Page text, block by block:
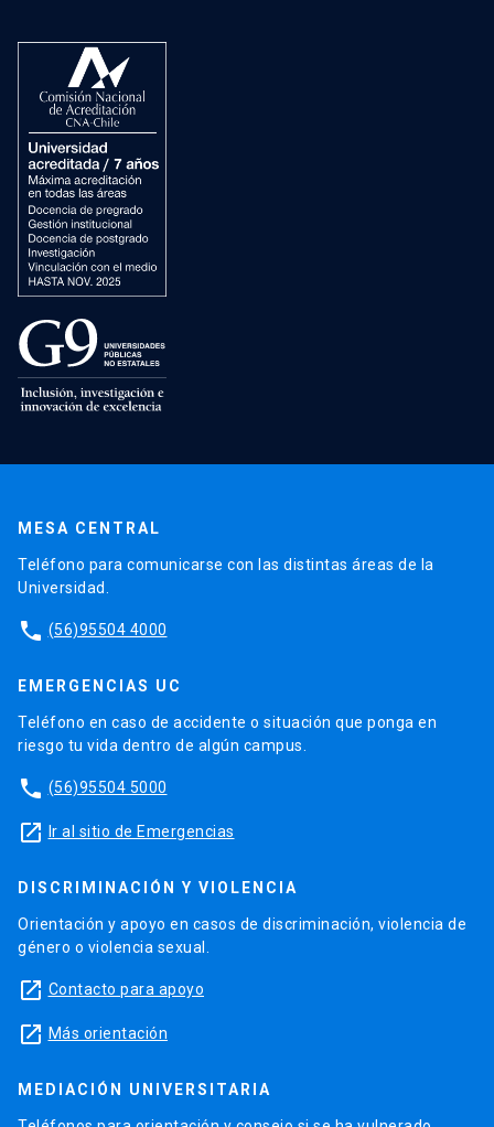
MESA CENTRAL
Teléfono para comunicarse con las distintas áreas de la
Universidad.
phone (56)95504 4000
EMERGENCIAS UC
Teléfono en caso de accidente o situación que ponga en
riesgo tu vida dentro de algún campus.
phone (56)95504 5000
launch Ir al sitio de Emergencias
DISCRIMINACIÓN Y VIOLENCIA
Orientación y apoyo en casos de discriminación, violencia de
género o violencia sexual.
launch Contacto para apoyo
launch Más orientación
MEDIACIÓN UNIVERSITARIA